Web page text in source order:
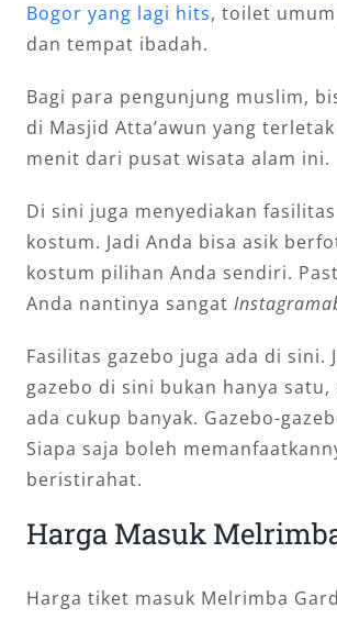
Bogor yang lagi hits, toilet
dan tempat ibadah.
Bagi para pengunjung muslim,
di Masjid Atta’awun yang
menit dari pusat wisata alam ini.
Di sini juga menyediakan fasilitas
kostum. Jadi Anda bisa asik
kostum pilihan Anda sendiri.
Anda nantinya sangat
Fasilitas gazebo juga ada di sini.
gazebo di sini bukan hanya satu,
ada cukup banyak. Gazebo-
Siapa saja boleh
beristirahat.
Harga Masuk
Harga tiket masuk Melrimba